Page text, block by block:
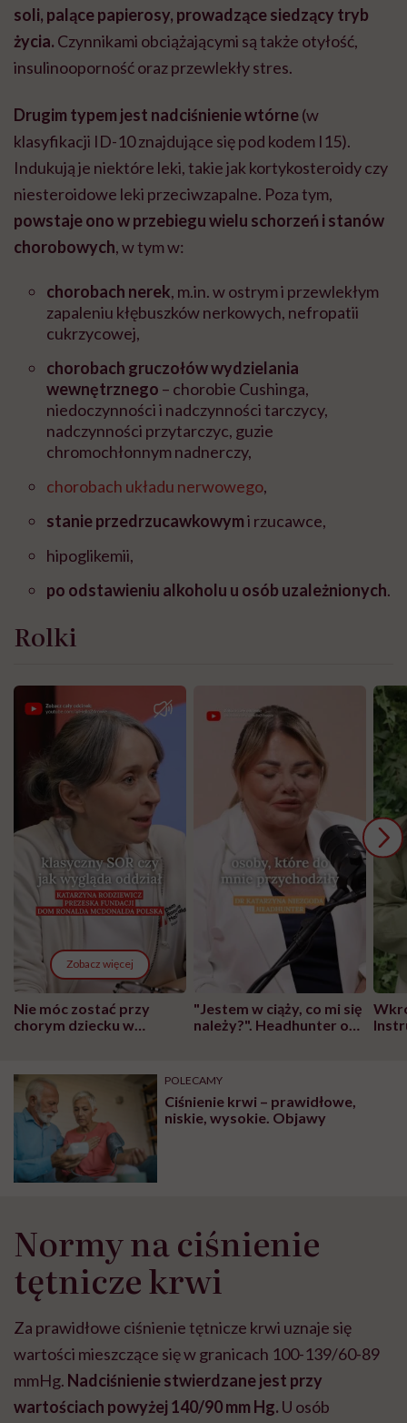
soli, palące papierosy, prowadzące siedzący tryb
życia. Czynnikami obciążającymi są także otyłość,
insulinooporność oraz przewlekły stres.
Drugim typem jest nadciśnienie wtórne(w
klasyfikacji ID-10 znajdujące się pod kodem I15).
Indukują je niektóre leki, takie jak kortykosteroidy czy
niesteroidowe leki przeciwzapalne. Poza tym,
powstaje ono w przebiegu wielu schorzeń i stanów
chorobowych, w tym w:
chorobach nerek, m.in. w ostrym i przewlekłym
zapaleniu kłębuszków nerkowych, nefropatii
cukrzycowej,
chorobach gruczołów wydzielania
wewnętrznego – chorobie Cushinga,
niedoczynności i nadczynności tarczycy,
nadczynności przytarczyc, guzie
chromochłonnym nadnerczy,
chorobach układu nerwowego,
stanie przedrzucawkowymi rzucawce,
hipoglikemii,
po odstawieniu alkoholu u osób uzależnionych.
Rolki
Zobacz więcej
Nie móc zostać przy
chorym dziecku w
może chyba tylko
głupota i brak
wyobraźni"
"Jestem w ciąży, co mi się
należy?". Headhunter o
pracy
POLECAMY
Ciśnienie krwi – prawidłowe,
niskie, wysokie. Objawy
Normy na ciśnienie
tętnicze krwi
Za prawidłowe ciśnienie tętnicze krwi uznaje się
wartości mieszczące się w granicach 100-139/60-89
mmHg. Nadciśnienie stwierdzane jest przy
wartościach powyżej 140/90 mm Hg. U osób